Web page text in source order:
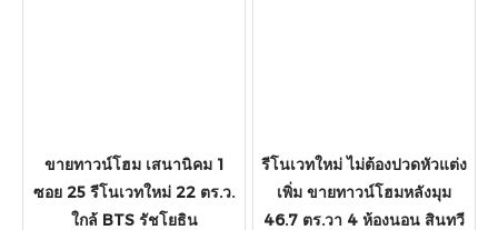
ลงทุนปล่อยเช่านักศึกษา พิเศษ
รับของแถมกว่า 25 รายการ ฟรี
แอร์ทั้งหลังและฟรีค่าโอน
ขายทาวน์โฮม เสนานิคม 1
ซอย 25 รีโนเวทใหม่ 22 ตร.ว.
ใกล้ BTS รัชโยธิน
รีโนเวทใหม่ ไม่ต้องปวดหัวแต่ง
เพิ่ม ขายทาวน์โฮมหลังมุม
46.7 ตร.วา 4 ห้องนอน สินทวี